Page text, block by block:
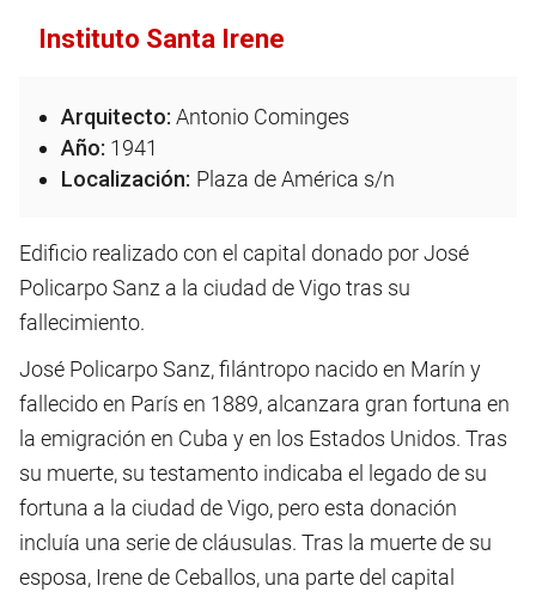
Instituto Santa Irene
Arquitecto: Antonio Cominges
Año: 1941
Localización: Plaza de América s/n
Edificio realizado con el capital donado por José
Policarpo Sanz a la ciudad de Vigo tras su
fallecimiento.
José Policarpo Sanz, filántropo nacido en Marín y
fallecido en París en 1889, alcanzara gran fortuna en
la emigración en Cuba y en los Estados Unidos. Tras
su muerte, su testamento indicaba el legado de su
fortuna a la ciudad de Vigo, pero esta donación
incluía una serie de cláusulas. Tras la muerte de su
esposa, Irene de Ceballos, una parte del capital